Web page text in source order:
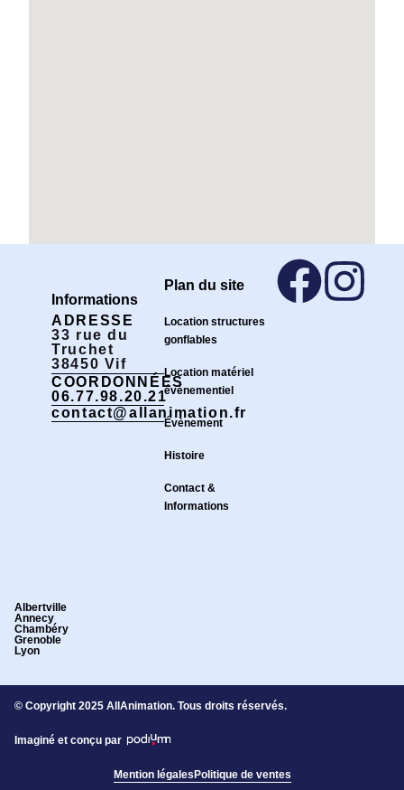
Informations
ADRESSE
33 rue du
Truchet
38450 Vif
COORDONNÉES
06.77.98.20.21
contact@allanimation.fr
Plan du site
Location structures
gonflables
Location matériel
événementiel
Évènement
Histoire
Contact &
Informations
Albertville
Annecy
Chambéry
Grenoble
Lyon
© Copyright 2025 AllAnimation. Tous droits réservés.
Imaginé et conçu par
Mention légalesPolitique de ventes